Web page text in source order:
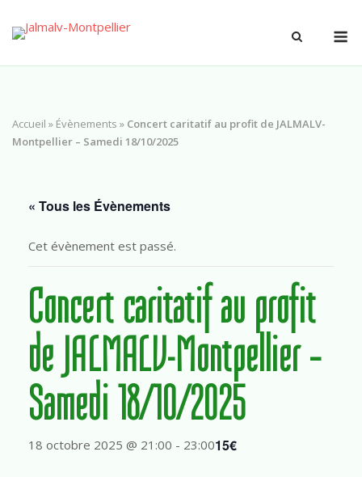
Accueil » Évènements » Concert caritatif au profit de JALMALV-
Montpellier – Samedi 18/10/2025
« Tous les Évènements
Cet évènement est passé.
Concert caritatif au profit
de JALMALV-Montpellier –
Samedi 18/10/2025
18 octobre 2025 @ 21:00 - 23:0015€